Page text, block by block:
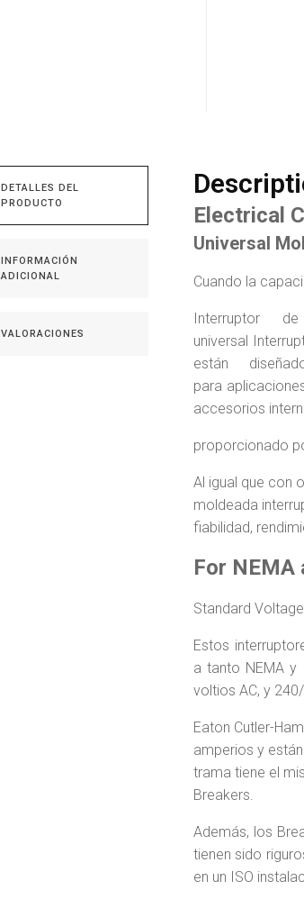
DETALLES DEL
PRODUCTO
INFORMACIÓN
ADICIONAL
VALORACIONES
Electrical
Universal
Cuando la
Interruptor
universal
están
para
accesorios
proporcionado
Al igual que con
moldeada
fiabilidad,
For NEMA
Standard
Estos
a tanto NEMA y
voltios AC, y
Eaton Cutler-
amperios y
trama tiene el
Breakers.
Además, los
tienen sido
en un ISO